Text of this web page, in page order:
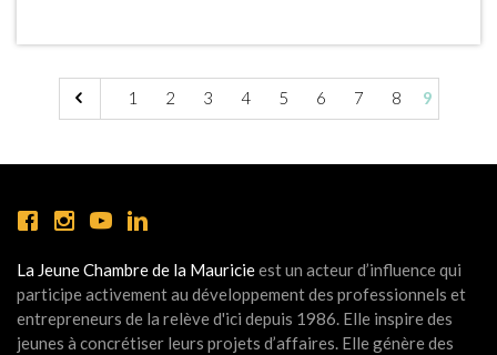
1 2 3 4 5 6 7 8 9
La Jeune Chambre de la Mauricieest un acteur d’influence qui
participe activement au développement des professionnels et
entrepreneurs de la relève d'ici depuis 1986. Elle inspire des
jeunes à concrétiser leurs projets d’affaires. Elle génère des